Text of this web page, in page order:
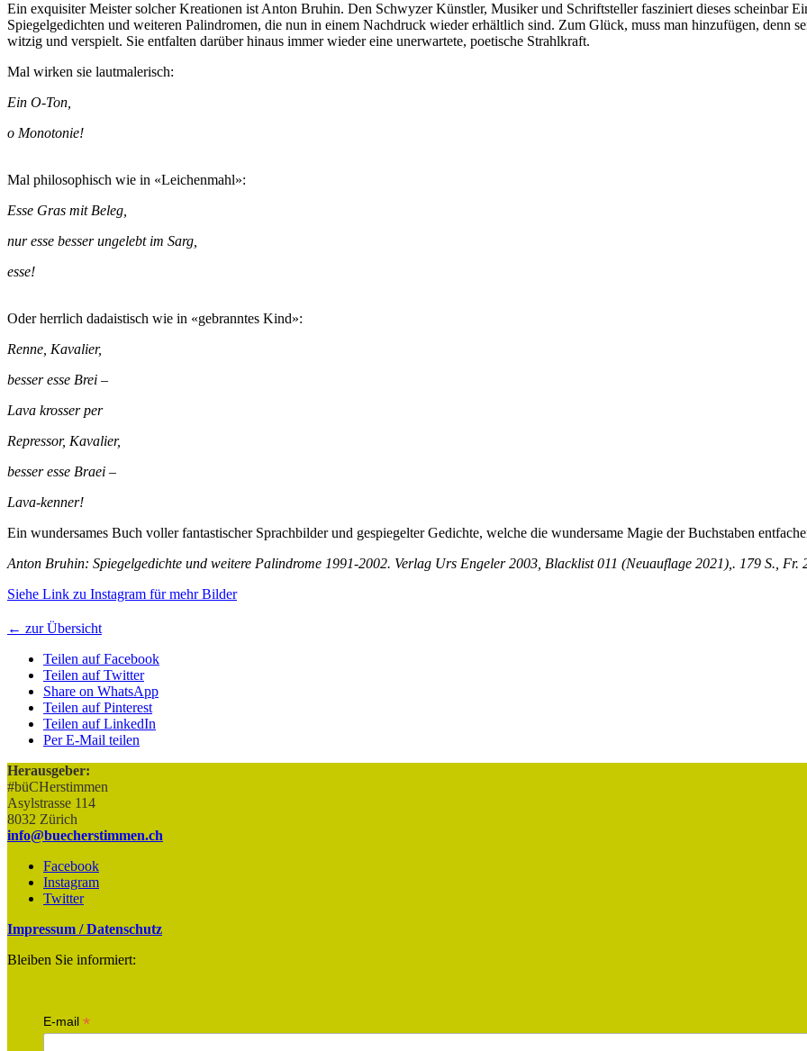
Ein exquisiter Meister solcher Kreationen ist Anton Bruhin. Den Schwyzer Künstler, Musiker und Schriftsteller fasziniert dieses scheinbar
Spiegelgedichten und weiteren Palindromen, die nun in einem Nachdruck wieder erhältlich sind. Zum Glück, muss man hinzufügen, denn
witzig und verspielt. Sie entfalten darüber hinaus immer wieder eine unerwartete, poetische Strahlkraft.
Mal wirken sie lautmalerisch:
Ein O-Ton,
o Monotonie!
Mal philosophisch wie in «Leichenmahl»:
Esse Gras mit Beleg,
nur esse besser ungelebt im Sarg,
esse!
Oder herrlich dadaistisch wie in «gebranntes Kind»:
Renne, Kavalier,
besser esse Brei –
Lava krosser per
Repressor, Kavalier,
besser esse Braei –
Lava-kenner!
Ein wundersames Buch voller fantastischer Sprachbilder und gespiegelter Gedichte, welche die wundersame Magie der Buchstaben
Anton Bruhin: Spiegelgedichte und weitere Palindrome 1991-2002. Verlag Urs Engeler 2003, Blacklist 011 (Neuauflage 2021),. 179 S., Fr.
Siehe Link zu Instagram für mehr Bilder
← zur Übersicht
Teilen auf Facebook
Teilen auf Twitter
Share on WhatsApp
Teilen auf Pinterest
Teilen auf LinkedIn
Per E-Mail teilen
Herausgeber:
#büCHerstimmen
Asylstrasse 114
8032 Zürich
info@buecherstimmen.ch
Facebook
Instagram
Twitter
Impressum / Datenschutz
Bleiben Sie informiert:
E-mail *